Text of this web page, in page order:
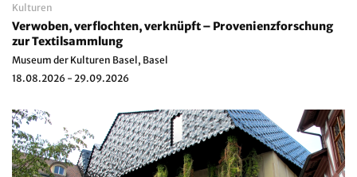
Kulturen
Verwoben, verflochten, verknüpft – Provenienzforschung
zur Textilsammlung
Museum der Kulturen Basel, Basel
18.08.2026 - 29.09.2026